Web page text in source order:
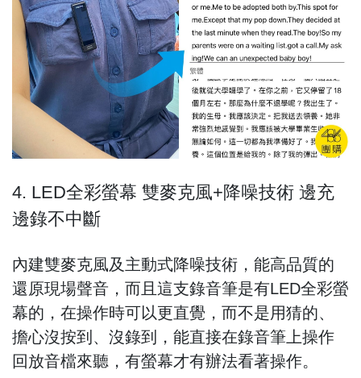
4. LED全彩螢幕 雙麥克風+降噪技術 邊充
邊錄不中斷
內建雙麥克風及主動式降噪技術，能高品質的
還原現場聲音，而且這支錄音筆是有LED全彩螢
幕的，在操作時可以更直覺，而不是用猜的、
擔心沒按到、沒錄到，能直接在錄音筆上操作
回放音檔來聽，有螢幕才有辦法看著操作。